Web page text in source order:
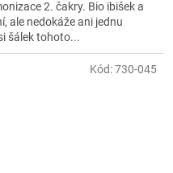
2. čakry. Bio ibišek a
ale nedokáže ani jednu
šálek tohoto...
Kód:730-045